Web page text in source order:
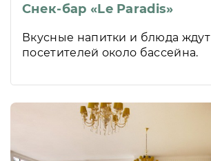
Снек-бар «Le Paradis»
Вкусные напитки и блюда ждут
посетителей около бассейна.